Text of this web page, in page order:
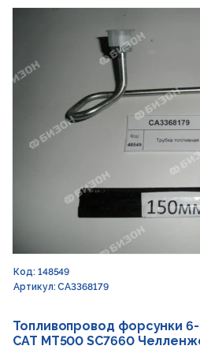
Код: 148549
Артикул: CA3368179
Топливопровод форсунки
CAT MT500 SC7660